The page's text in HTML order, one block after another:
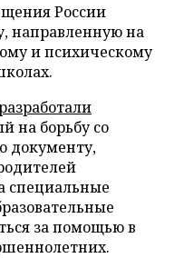
России
направленную на
и психическому
на борьбу со
документу,
специальные
за помощью в